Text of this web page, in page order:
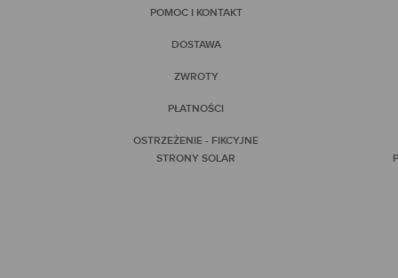
POMOC I KONTAKT
DOSTAWA
ZWROTY
PŁATNOŚCI
OSTRZEŻENIE - FIKCYJNE
STRONY SOLAR